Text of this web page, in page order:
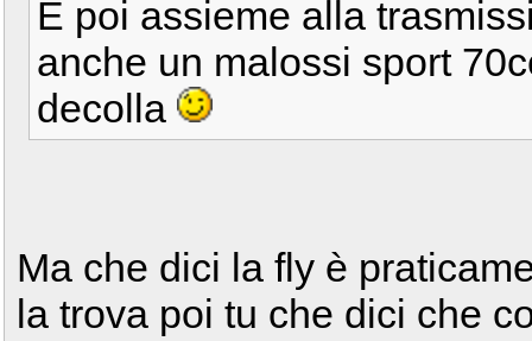
E poi assieme alla
anche un malossi sport
decolla
Ma che dici la fly è
la trova poi tu che dici che